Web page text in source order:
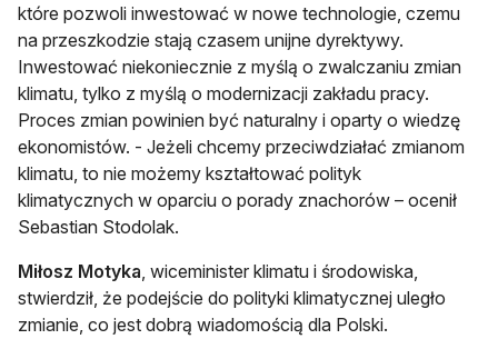
które pozwoli inwestować w nowe technologie, czemu
na przeszkodzie stają czasem unijne dyrektywy.
Inwestować niekoniecznie z myślą o zwalczaniu zmian
klimatu, tylko z myślą o modernizacji zakładu pracy.
Proces zmian powinien być naturalny i oparty o wiedzę
ekonomistów. - Jeżeli chcemy przeciwdziałać zmianom
klimatu, to nie możemy kształtować polityk
klimatycznych w oparciu o porady znachorów – ocenił
Sebastian Stodolak.
Miłosz Motyka, wiceminister klimatu i środowiska,
stwierdził, że podejście do polityki klimatycznej uległo
zmianie, co jest dobrą wiadomością dla Polski.